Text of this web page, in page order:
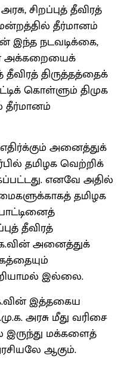
சிறப்புத் தீவிரத்
தீர்மானம்
இந்த நடவடிக்கை,
அக்கறையைக்
தீவிரத் திருத்தத்தைக்
கொள்ளும் திமுக
தீர்மானம்
அனைத்துக்
தமிழக வெற்றிக்
எனவே அதில்
தமிழக
தீவிரத்
அனைத்துக்
இல்லை.
இத்தகைய
அரசு மீது வரிசை
இருந்து மக்களைத்
ஆகும்.